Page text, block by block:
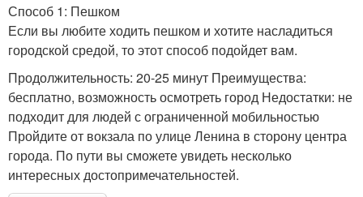
Способ 1: Пешком
Если вы любите ходить пешком и хотите насладиться
городской средой, то этот способ подойдет вам.
Продолжительность: 20-25 минут Преимущества:
бесплатно, возможность осмотреть город Недостатки: не
подходит для людей с ограниченной мобильностью
Пройдите от вокзала по улице Ленина в сторону центра
города. По пути вы сможете увидеть несколько
интересных достопримечательностей.